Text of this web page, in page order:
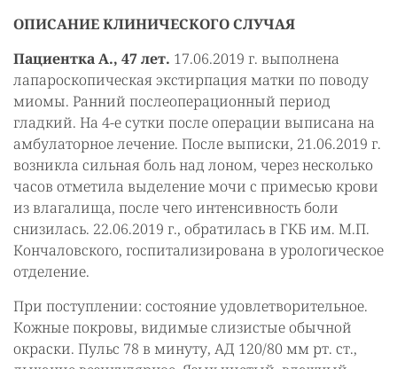
ОПИСАНИЕ КЛИНИЧЕСКОГО СЛУЧАЯ
Пациентка А., 47 лет. 17.06.2019 г. выполнена
лапароскопическая экстирпация матки по поводу
миомы. Ранний послеоперационный период
гладкий. На 4-е сутки после операции выписана на
амбулаторное лечение. После выписки, 21.06.2019 г.
возникла сильная боль над лоном, через несколько
часов отметила выделение мочи с примесью крови
из влагалища, после чего интенсивность боли
снизилась. 22.06.2019 г., обратилась в ГКБ им. М.П.
Кончаловского, госпитализирована в урологическое
отделение.
При поступлении: состояние удовлетворительное.
Кожные покровы, видимые слизистые обычной
окраски. Пульс 78 в минуту, АД 120/80 мм рт. ст.,